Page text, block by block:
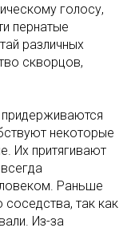
голосу,
пернатые
различных
скворцов,
придерживаются
некоторые
Их притягивают
Раньше
так как
Из-за